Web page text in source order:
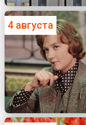
4 августа